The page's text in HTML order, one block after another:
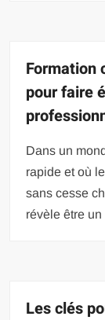
Formation
pour faire
Dans un
rapide et où
sans cesse
révèle être
Les clés